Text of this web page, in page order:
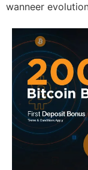
wanneer